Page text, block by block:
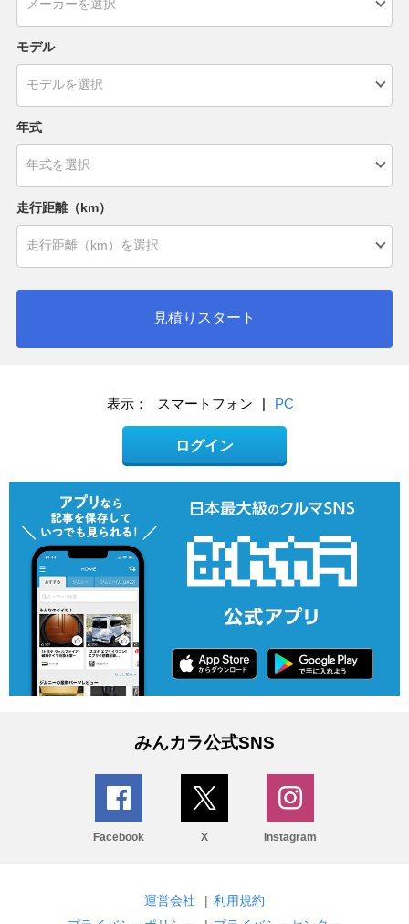
モデル
年式
走行距離（km）
見積りスタート
表示： スマートフォン | PC
ログイン
みんカラ公式SNS
Facebook X Instagram
運営会社 | 利用規約